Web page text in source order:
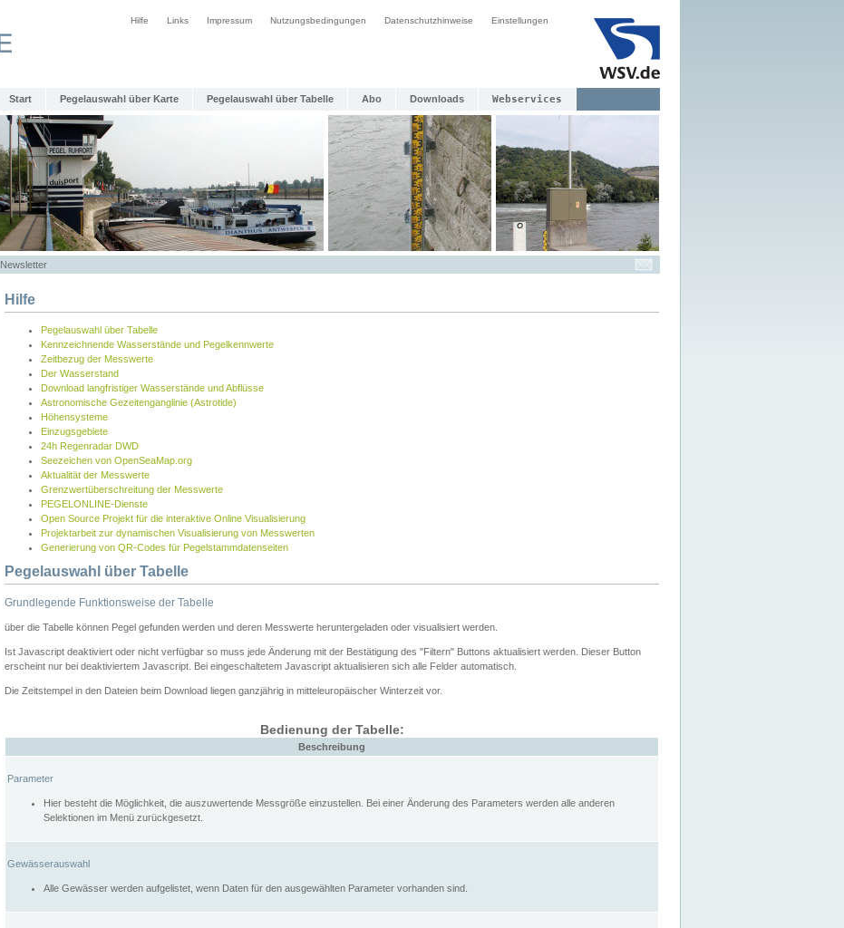
Hilfe Links Impressum Nutzungsbedingungen Datenschutzhinweise Einstellungen
Start Pegelauswahl über Karte Pegelauswahl über Tabelle Abo Downloads Webservices
Newsletter
Hilfe
Pegelauswahl über Tabelle
Kennzeichnende Wasserstände und Pegelkennwerte
Zeitbezug der Messwerte
Der Wasserstand
Download langfristiger Wasserstände und Abflüsse
Astronomische Gezeitenganglinie (Astrotide)
Höhensysteme
Einzugsgebiete
24h Regenradar DWD
Seezeichen von OpenSeaMap.org
Aktualität der Messwerte
Grenzwertüberschreitung der Messwerte
PEGELONLINE-Dienste
Open Source Projekt für die interaktive Online Visualisierung
Projektarbeit zur dynamischen Visualisierung von Messwerten
Generierung von QR-Codes für Pegelstammdatenseiten
Pegelauswahl über Tabelle
Grundlegende Funktionsweise der Tabelle
über die Tabelle können Pegel gefunden werden und deren Messwerte heruntergeladen oder visualisiert werden.
Ist Javascript deaktiviert oder nicht verfügbar so muss jede Änderung mit der Bestätigung des "Filtern" Buttons aktualisiert werden. Dieser Button
erscheint nur bei deaktiviertem Javascript. Bei eingeschaltetem Javascript aktualisieren sich alle Felder automatisch.
Die Zeitstempel in den Dateien beim Download liegen ganzjährig in mitteleuropäischer Winterzeit vor.
Bedienung der Tabelle:
Beschreibung
Parameter
Hier besteht die Möglichkeit, die auszuwertende Messgröße einzustellen. Bei einer Änderung des Parameters werden alle anderen
Selektionen im Menü zurückgesetzt.
Gewässerauswahl
Alle Gewässer werden aufgelistet, wenn Daten für den ausgewählten Parameter vorhanden sind.